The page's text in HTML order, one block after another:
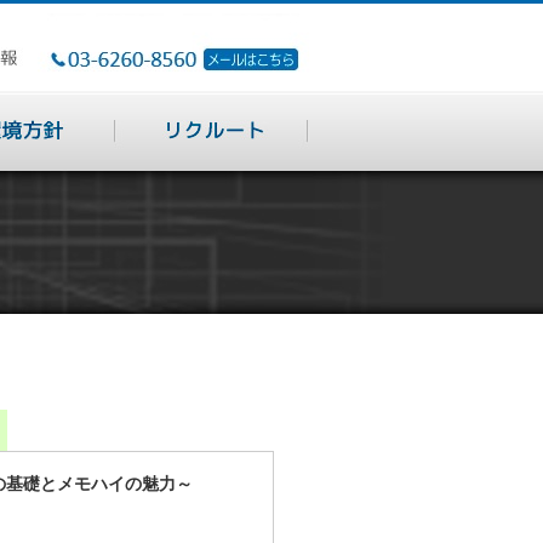
礎とメモハイの魅力～